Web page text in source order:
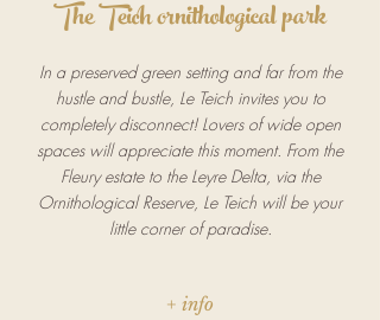
The Teich ornithological park
In a preserved green setting and far from the
hustle and bustle, Le Teich invites you to
completely disconnect! Lovers of wide open
spaces will appreciate this moment. From the
Fleury estate to the Leyre Delta, via the
Ornithological Reserve, Le Teich will be your
little corner of paradise.
+ info